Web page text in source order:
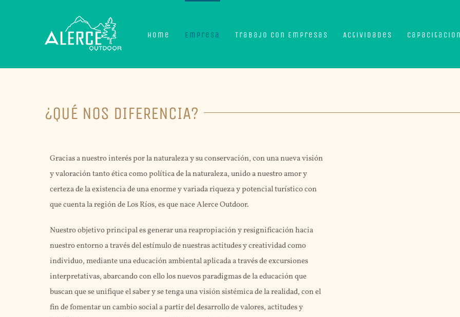
Home Empresa Trabajo con Empresas Actividades
¿QUÉ NOS DIFERENCIA?
Gracias a nuestro interés por la naturaleza y su conservación, con una nueva visión
y valoración tanto ética como política de la naturaleza, unido a nuestro amor y
certeza de la existencia de una enorme y variada riqueza y potencial turístico con
que cuenta la región de Los Ríos, es que nace Alerce Outdoor.
Nuestro objetivo principal es generar una reapropiación y resignificación hacia
nuestro entorno a través del estímulo de nuestras actitudes y creatividad como
individuo, mediante una educación ambiental aplicada a través de excursiones
interpretativas, abarcando con ello los nuevos paradigmas de la educación que
buscan que se unifique el saber y se tenga una visión sistémica de la realidad, con el
fin de fomentar un cambio social a partir del desarrollo de valores, actitudes y